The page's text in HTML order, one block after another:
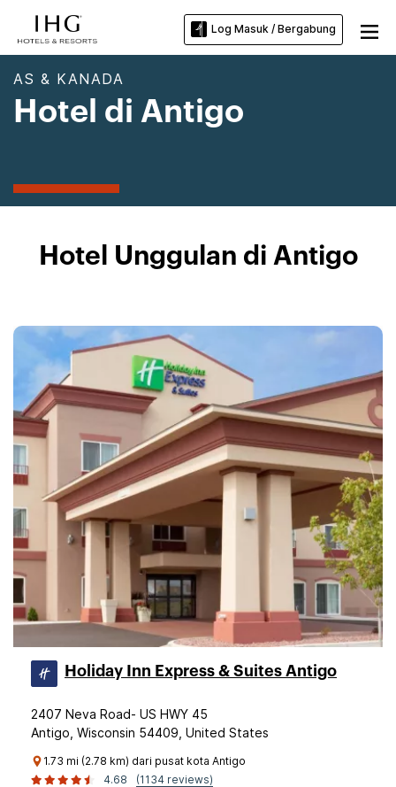
Log Masuk / Bergabung
AS & KANADA
Hotel di Antigo
Hotel Unggulan di Antigo
Holiday Inn Express & Suites Antigo
2407 Neva Road- US HWY 45
Antigo, Wisconsin 54409, United States
1.73 mi (2.78 km) dari pusat kota Antigo
4.68
(1134 reviews)